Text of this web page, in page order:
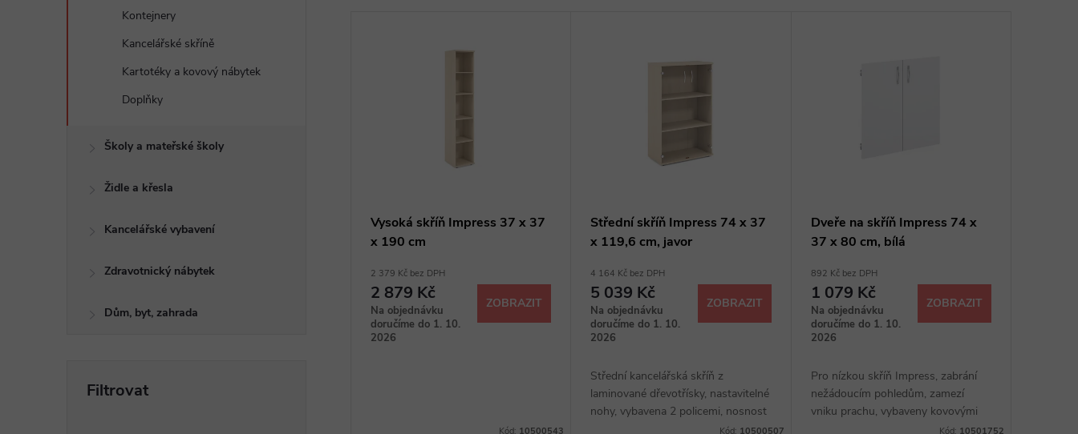
Kontejnery
Kancelářské skříně
Kartotéky a kovový nábytek
Doplňky
Školy a mateřské školy
Židle a křesla
Kancelářské vybavení
Zdravotnický nábytek
Dům, byt, zahrada
Vysoká skříň Impress 37 x 37
x 190 cm
2 379 Kč bez DPH
2 879 Kč
Na objednávku
doručíme do 1. 10.
2026
ZOBRAZIT
Kód: 10500543
Střední skříň Impress 74 x 37
x 119,6 cm, javor
4 164 Kč bez DPH
5 039 Kč
Na objednávku
doručíme do 1. 10.
2026
ZOBRAZIT
Střední kancelářská skříň z
laminované dřevotřísky, nastavitelné
nohy, vybavena 2 policemi, nosnost
Kód: 10500507
Dveře na skříň Impress 74 x
37 x 80 cm, bílá
892 Kč bez DPH
1 079 Kč
Na objednávku
doručíme do 1. 10.
2026
ZOBRAZIT
Pro nízkou skříň Impress, zabrání
nežádoucím pohledům, zamezí
vniku prachu, vybaveny kovovými
Kód: 10501752